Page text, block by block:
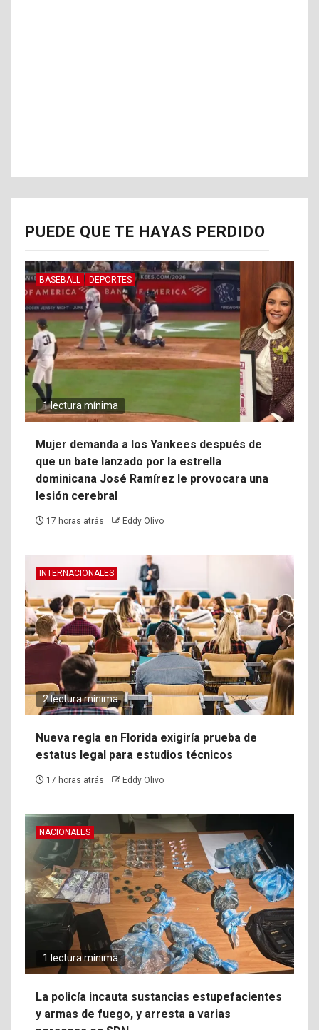
PUEDE QUE TE HAYAS PERDIDO
BASEBALL DEPORTES
1 lectura mínima
Mujer demanda a los Yankees después de
que un bate lanzado por la estrella
dominicana José Ramírez le provocara una
lesión cerebral
17 horas atrás Eddy Olivo
INTERNACIONALES
2 lectura mínima
Nueva regla en Florida exigiría prueba de
estatus legal para estudios técnicos
17 horas atrás Eddy Olivo
NACIONALES
1 lectura mínima
La policía incauta sustancias estupefacientes
y armas de fuego, y arresta a varias